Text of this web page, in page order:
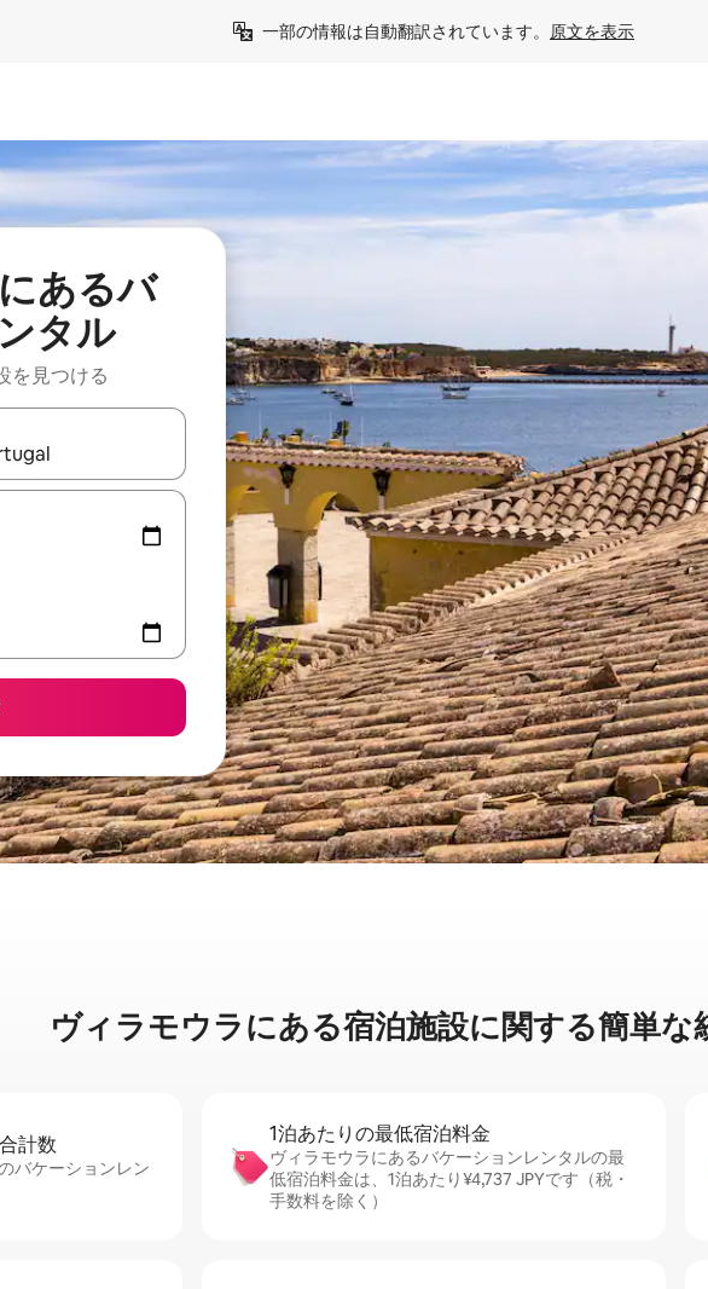
一部の情報は自動翻訳されています。 原文を表示
あるバ
タル
を見つける
の矢印キーを使って移動するか、画面をタッチまたはスワイプして検索結果を確認すること
ヴィラモウラに⁠あ⁠る宿⁠泊⁠施⁠設⁠に関⁠す⁠る簡⁠単⁠な
計⁠数
バケーションレン
1泊あたりの最⁠低⁠宿⁠泊⁠料⁠金
ヴィラモウラにあるバケーションレンタルの最
低宿泊料金は、1泊あたり¥4,737 JPYです（税・
手数料を除く）